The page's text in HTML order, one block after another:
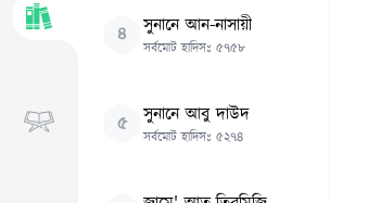
৪ সুনানে আন-নাসায়ী
সর্বমোট হাদিসঃ ৫৭৫৮
৫ সুনানে আবু দাউদ
সর্বমোট হাদিসঃ ৫২৭৪